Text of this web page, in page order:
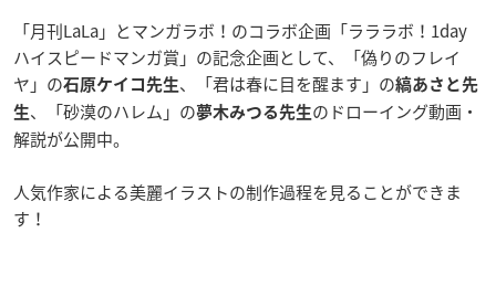
「月刊LaLa」とマンガラボ！のコラボ企画「ラララボ！1day
ハイスピードマンガ賞」の記念企画として、「偽りのフレイ
ヤ」の石原ケイコ先生、「君は春に目を醒ます」の縞あさと先
生、「砂漠のハレム」の夢木みつる先生のドローイング動画・
解説が公開中。
人気作家による美麗イラストの制作過程を見ることができま
す！